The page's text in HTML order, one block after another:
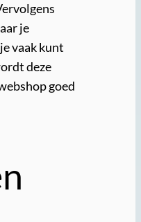
je
vaak kunt
deze
goed